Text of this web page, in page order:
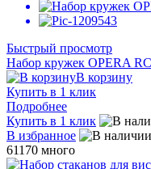
Быстрый просмотр
Набор кружек OPERA
В корзину
Купить в 1 клик
Подробнее
Купить в 1 клик
В избранное
61170 много